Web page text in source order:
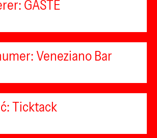
GÄSTE
Veneziano Bar
Ticktack